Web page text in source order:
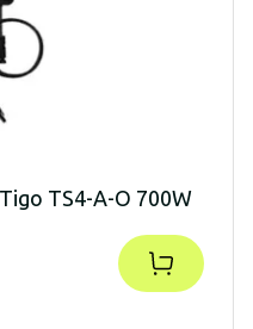
TS4-A-O 700W